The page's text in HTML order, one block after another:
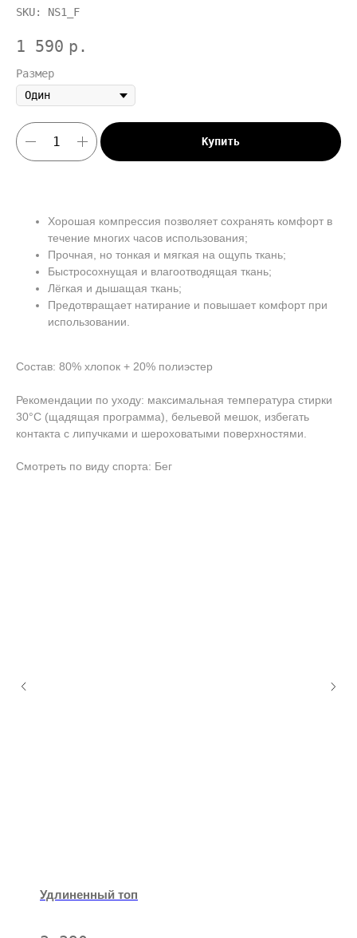
SKU: NS1_F
1 590 р.
Размер
Купить
Хорошая компрессия позволяет сохранять комфорт в
течение многих часов использования;
Прочная, но тонкая и мягкая на ощупь ткань;
Быстросохнущая и влагоотводящая ткань;
Лёгкая и дышащая ткань;
Предотвращает натирание и повышает комфорт при
использовании.
Состав: 80% хлопок + 20% полиэстер
Рекомендации по уходу: максимальная температура стирки
30°C (щадящая программа), бельевой мешок, избегать
контакта с липучками и шероховатыми поверхностями.
Смотреть по виду спорта: Бег
Удлиненный топ